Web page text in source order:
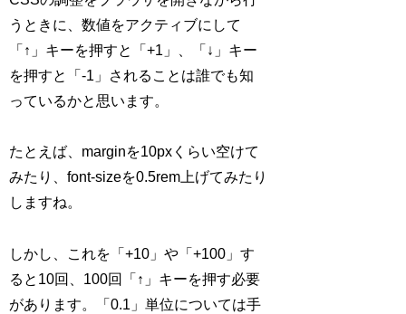
うときに、数値をアクティブにして
「↑」キーを押すと「+1」、「↓」キー
を押すと「-1」されることは誰でも知
っているかと思います。
たとえば、marginを10pxくらい空けて
みたり、font-sizeを0.5rem上げてみたり
しますね。
しかし、これを「+10」や「+100」す
ると10回、100回「↑」キーを押す必要
があります。「0.1」単位については手